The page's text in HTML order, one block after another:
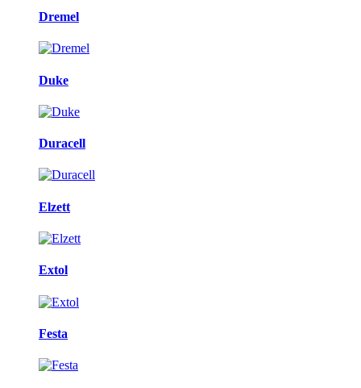
Dremel
Duke
Duracell
Elzett
Extol
Festa